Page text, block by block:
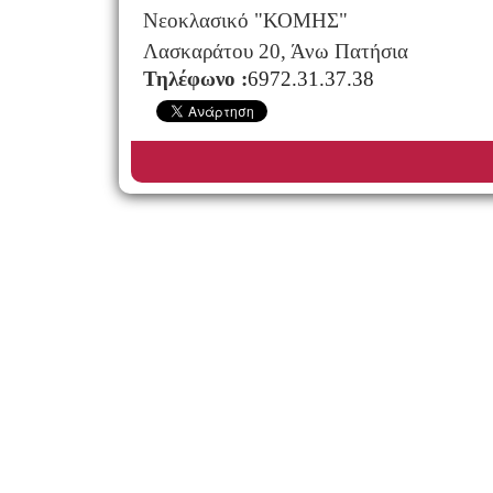
Νεοκλασικό "ΚΟΜΗΣ"
Λασκαράτου 20, Άνω Πατήσια
Τηλέφωνο :6972.31 .37.38